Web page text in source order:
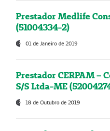
Prestador Medlife
(51004334-2)
01 de Janeiro de 2019
Prestador CERPAM –
S/S Ltda-ME
18 de Outubro de 2019